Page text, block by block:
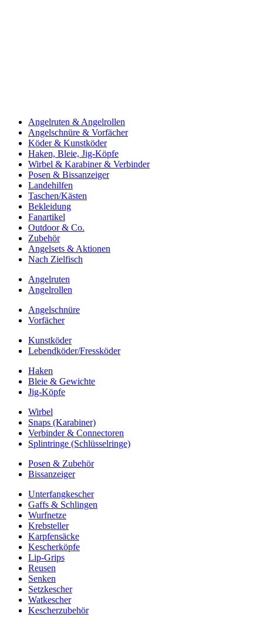
Angelruten & Angelrollen
Angelschnüre & Vorfächer
Köder & Kunstköder
Haken, Bleie, Jig-Köpfe
Wirbel & Karabiner & Verbinder
Posen & Bissanzeiger
Landehilfen
Taschen/Kästen
Bekleidung
Fanartikel
Outdoor & Co.
Zubehör
Angelsets & Aktionen
Nach Zielfisch
Angelruten
Angelrollen
Angelschnüre
Vorfächer
Kunstköder
Lebendköder/Fressköder
Haken
Bleie & Gewichte
Jig-Köpfe
Wirbel
Snaps (Karabiner)
Verbinder & Connectoren
Splintringe (Schlüsselringe)
Posen & Zubehör
Bissanzeiger
Unterfangkescher
Gaffs & Schlingen
Wurfnetze
Krebsteller
Karpfensäcke
Kescherköpfe
Lip-Grips
Reusen
Senken
Setzkescher
Watkescher
Kescherzubehör